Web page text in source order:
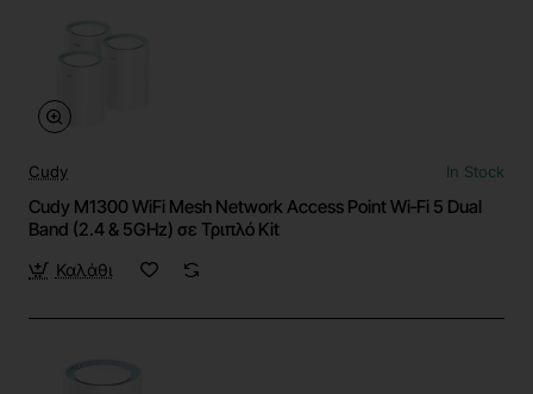
Cudy In Stock
Cudy M1300 WiFi Mesh Network Access Point Wi‑Fi 5 Dual
Band (2.4 & 5GHz) σε Τριπλό Kit
Καλάθι